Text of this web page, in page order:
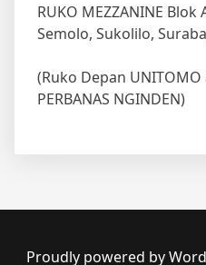
RUKO MEZZANINE
Semolo, Sukolilo,
(Ruko Depan UNITOMO
PERBANAS NGINDEN)
Proudly powered by